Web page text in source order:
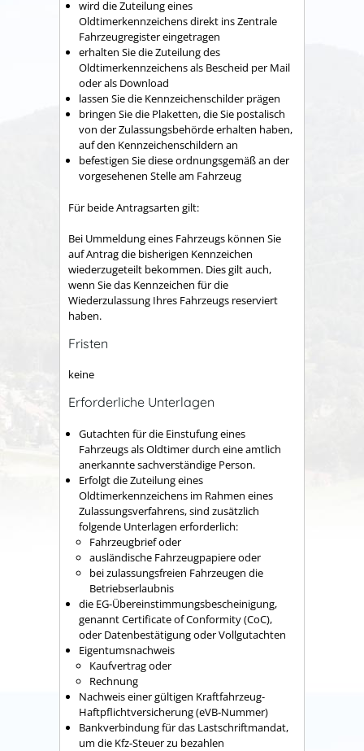
wird die Zuteilung eines
Oldtimerkennzeichens direkt ins Zentrale
Fahrzeugregister eingetragen
erhalten Sie die Zuteilung des
Oldtimerkennzeichens als Bescheid per Mail
oder als Download
lassen Sie die Kennzeichenschilder prägen
bringen Sie die Plaketten, die Sie postalisch
von der Zulassungsbehörde erhalten haben,
auf den Kennzeichenschildern an
befestigen Sie diese ordnungsgemäß an der
vorgesehenen Stelle am Fahrzeug
Für beide Antragsarten gilt:
Bei Ummeldung eines Fahrzeugs können Sie
auf Antrag die bisherigen Kennzeichen
wiederzugeteilt bekommen. Dies gilt auch,
wenn Sie das Kennzeichen für die
Wiederzulassung Ihres Fahrzeugs reserviert
haben.
Fristen
keine
Erforderliche Unterlagen
Gutachten für die Einstufung eines
Fahrzeugs als Oldtimer durch eine amtlich
anerkannte sachverständige Person.
Erfolgt die Zuteilung eines
Oldtimerkennzeichens im Rahmen eines
Zulassungsverfahrens, sind zusätzlich
folgende Unterlagen erforderlich:
Fahrzeugbrief oder
ausländische Fahrzeugpapiere oder
bei zulassungsfreien Fahrzeugen die
Betriebserlaubnis
die EG-Übereinstimmungsbescheinigung,
genannt Certificate of Conformity (CoC),
oder Datenbestätigung oder Vollgutachten
Eigentumsnachweis
Kaufvertrag oder
Rechnung
Nachweis einer gültigen Kraftfahrzeug-
Haftpflichtversicherung (eVB-Nummer)
Bankverbindung für das Lastschriftmandat,
um die Kfz-Steuer zu bezahlen